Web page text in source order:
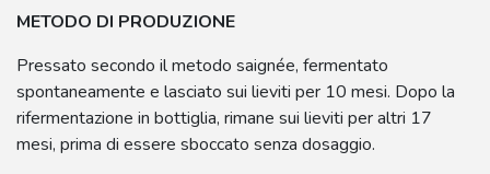
METODO DI PRODUZIONE
Pressato secondo il metodo saignée, fermentato
spontaneamente e lasciato sui lieviti per 10 mesi. Dopo la
rifermentazione in bottiglia, rimane sui lieviti per altri 17
mesi, prima di essere sboccato senza dosaggio.